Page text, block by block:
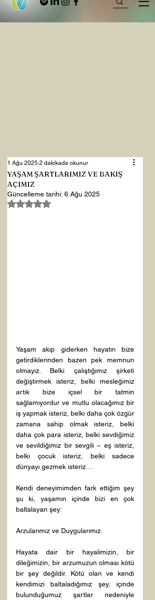
YAŞAM ŞARTLARIMIZ VE BAKIŞ
AÇIMIZ
1 Ağu 2025 2 dakikada okunur
Güncelleme tarihi: 6 Ağu 2025
5 üzerinden NaN yıldız
Yaşam akıp giderken hayatın bize
getirdiklerinden bazen pek memnun
olmayız. Belki çalıştığımız şirketi
değiştirmek isteriz, belki mesleğimiz
artık bize içsel bir tatmin
sağlamıyordur ve mutlu olacağımız bir
iş yapmak isteriz, belki daha çok özgür
zamana sahip olmak isteriz, belki
daha çok para isteriz, belki sevdiğimiz
ve sevildiğimiz bir sevgili – eş isteriz,
belki çocuk isteriz, belki sadece
dünyayı gezmek isteriz…
Kendi deneyimimden fark ettiğim şey
şu ki, yaşamın içinde bizi en çok
baltalayan şey:
Arzularımız ve Duygularımız.
Hayata dair bir hayalimizin, bir
dileğimizin, bir arzumuzun olması kötü
bir şey değildir. Kötü olan ve kendi
kendimizi baltaladığımız şey, içinde
bulunduğumuz şartlar nedeniyle